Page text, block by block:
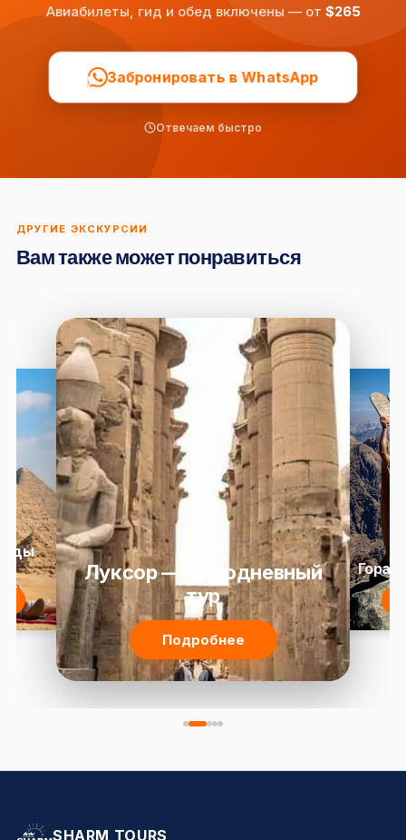
Авиабилеты, гид и обед включены — от $265
Забронировать в WhatsApp
Отвечаем быстро
ДРУГИЕ ЭКСКУРСИИ
Вам также может понравиться
Луксор — однодневный
тур
Подробнее
Гора
SHARM TOURS